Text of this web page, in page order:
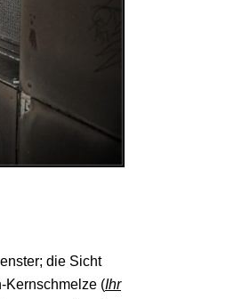
die Sicht
Kernschmelze (Ihr